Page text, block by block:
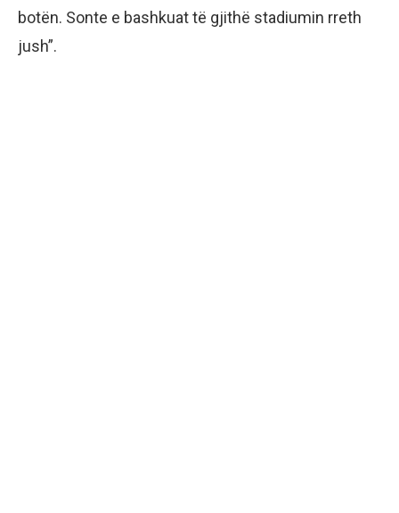
botën. Sonte e bashkuat të gjithë stadiumin rreth
jush”.